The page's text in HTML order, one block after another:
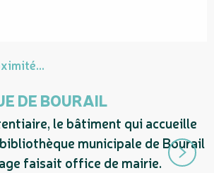
DE BOURAIL
le bâtiment qui accueille
municipale de Bourail
faisait office de mairie.